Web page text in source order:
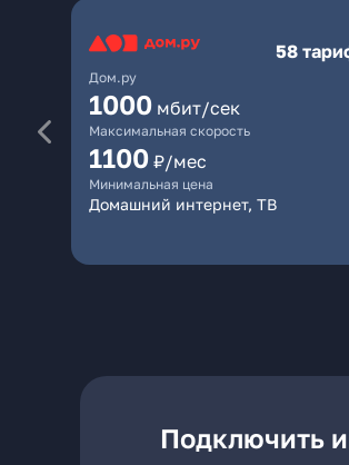
Дом.ру
58
1000 мбит/сек
Максимальная скорость
1100 ₽/мес
Минимальная цена
Домашний интернет, ТВ
Подключить